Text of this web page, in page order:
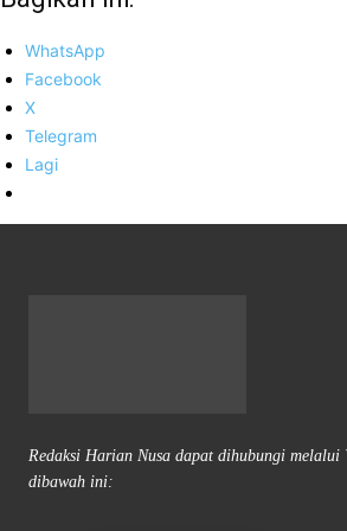
WhatsApp
Facebook
X
Telegram
Lagi
Redaksi Harian Nusa dapat dihubungi melalui
dibawah ini: